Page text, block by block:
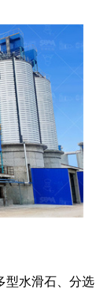
型水滑石、分选